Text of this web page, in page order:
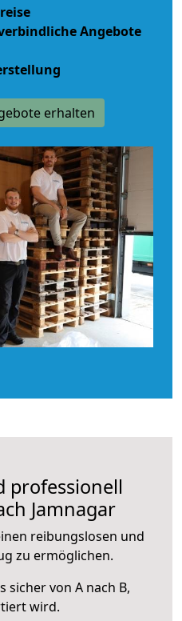
Angebote
erhalten
professionell
Jamnagar
reibungslosen und
zu ermöglichen.
sicher von A nach B,
wird.